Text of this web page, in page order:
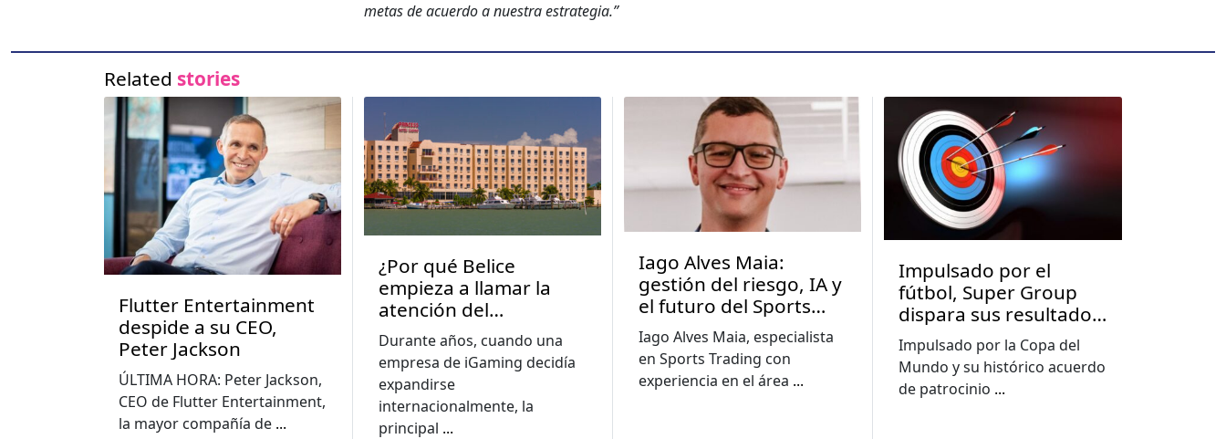
metas de acuer­do a nues­tra estrate­gia.”
Related stories
Flutter Entertainment
despide a su CEO,
Peter Jackson
ÚLTIMA HORA: Peter Jackson,
CEO de Flutter Entertainment,
la mayor compañía de ...
¿Por qué Belice
empieza a llamar la
atención del
ecosistema iGaming?
Durante años, cuando una
empresa de iGaming decidía
expandirse
internacionalmente, la
principal ...
Iago Alves Maia:
gestión del riesgo, IA y
el futuro del Sports
Trading en
Latinoamérica
Iago Alves Maia, especialista
en Sports Trading con
experiencia en el área ...
Impulsado por el
fútbol, Super Group
dispara sus resultados
en el segundo
trimestre y mejora sus
previsiones para 2026
Impulsado por la Copa del
Mundo y su histórico acuerdo
de patrocinio ...